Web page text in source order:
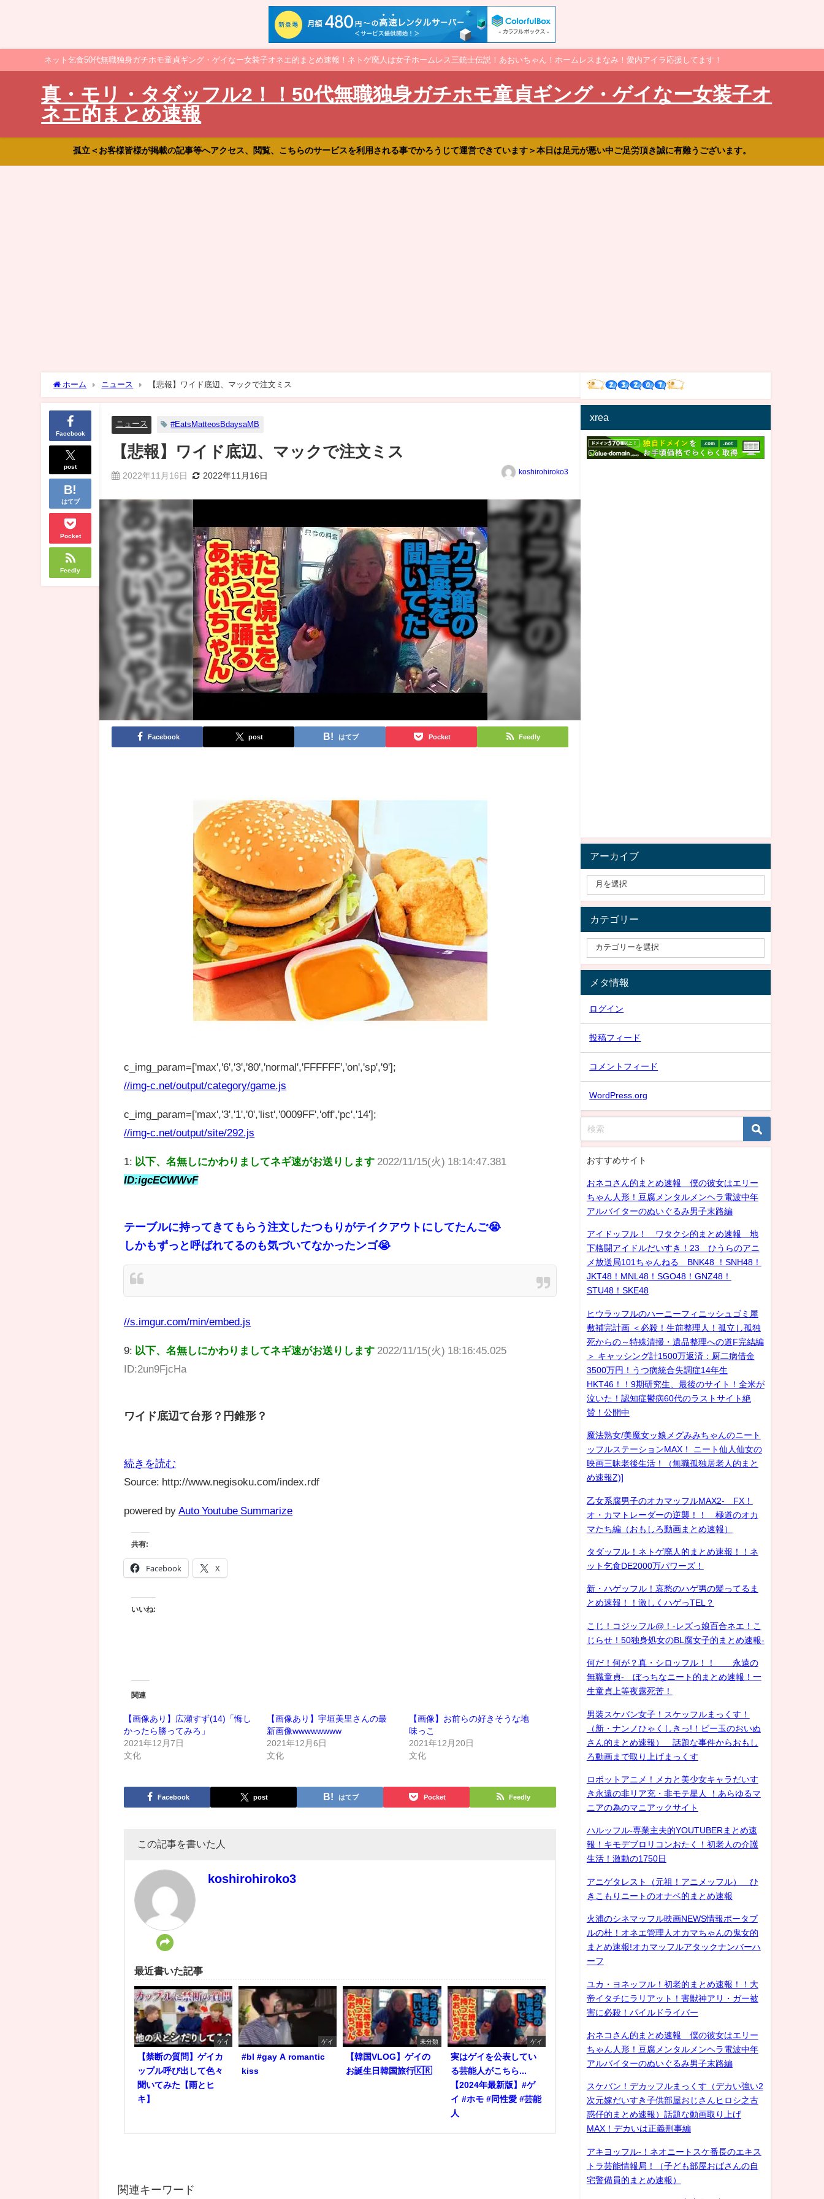
ネット乞食50代無職独身ガチホモ童貞ギング・ゲイなー女装子オネエ的まとめ速報！ネトゲ廃人は女子ホームレス三銃士伝説！あおいちゃん！ホームレスまなみ！愛内アイラ応援してます！
真・モリ・タダッフル2！！50代無職独身ガチホモ童貞ギング・ゲイなー女装子オ
ネエ的まとめ速報
孤立＜お客様皆様が掲載の記事等へアクセス、閲覧、こちらのサービスを利用される事でかろうじて運営できています＞本日は足元が悪い中ご足労頂き誠に有難うございます。
ホーム ニュース 【悲報】ワイド底辺、マックで注文ミス
Facebook
post
はてブ
Pocket
Feedly
ニュース #EatsMatteosBdaysaMB
【悲報】ワイド底辺、マックで注文ミス
2022年11月16日 2022年11月16日 koshirohiroko3
Facebook post はてブ Pocket Feedly
c_img_param=['max','6','3','80','normal','FFFFFF','on','sp','9'];
//img-c.net/output/category/game.js
c_img_param=['max','3','1','0','list','0009FF','off','pc','14'];
//img-c.net/output/site/292.js
1: 以下、名無しにかわりましてネギ速がお送りします 2022/11/15(火) 18:14:47.381
ID:igcECWWvF
テーブルに持ってきてもらう注文したつもりがテイクアウトにしてたんご😭
しかもずっと呼ばれてるのも気づいてなかったンゴ😭
//s.imgur.com/min/embed.js
9: 以下、名無しにかわりましてネギ速がお送りします 2022/11/15(火) 18:16:45.025
ID:2un9FjcHa
ワイド底辺て台形？円錐形？
続きを読む
Source: http://www.negisoku.com/index.rdf
powered by Auto Youtube Summarize
共有:
Facebook X
いいね:
関連
【画像あり】広瀬すず(14)「悔し
かったら勝ってみろ」
2021年12月7日
文化
【画像あり】宇垣美里さんの最
新画像wwwwwwww
2021年12月6日
文化
【画像】お前らの好きそうな地
味っこ
2021年12月20日
文化
Facebook post はてブ Pocket Feedly
この記事を書いた人
koshirohiroko3
最近書いた記事
ゲイ
【禁断の質問】ゲイカ
ップル呼び出して色々
聞いてみた【雨とヒ
キ】
ゲイ
#bl #gay A romantic
kiss
未分類
【韓国VLOG】ゲイの
お誕生日韓国旅行🇰🇷
ゲイ
実はゲイを公表してい
る芸能人がこちら...
【2024年最新版】#ゲ
イ #ホモ #同性愛 #芸能
人
関連キーワード
xrea
アーカイブ
カテゴリー
メタ情報
ログイン
投稿フィード
コメントフィード
WordPress.org
おすすめサイト
おネコさん的まとめ速報 僕の彼女はエリー
ちゃん人形！豆腐メンタルメンヘラ電波中年
アルバイターのぬいぐるみ男子末路編
アイドッフル！ ワタクシ的まとめ速報 地
下格闘アイドルだいすき！23 ひうらのアニ
メ放送局101ちゃんねる BNK48 ！SNH48！
JKT48！MNL48！SGO48！GNZ48！
STU48！SKE48
ヒウラッフルのハーニーフィニッシュゴミ屋
敷補完計画 ＜必殺！生前整理人！孤立し孤独
死からの～特殊清掃・遺品整理への道F完結編
＞ キャッシング計1500万返済：厨二病借金
3500万円！うつ病統合失調症14年生
HKT46！！9期研究生、最後のサイト！全米が
泣いた！認知症鬱病60代のラストサイト絶
賛！公開中
魔法熟女/美魔女ッ娘メグみみちゃんのニート
ッフルステーションMAX！ ニート仙人仙女の
映画三昧老後生活！（無職孤独居老人的まと
め速報Z)]
乙女系腐男子のオカマッフルMAX2- FX！
オ・カマトレーダーの逆襲！！ 極道のオカ
マたち編（おもしろ動画まとめ速報）
タダッフル！ネトゲ廃人的まとめ速報！！ネ
ット乞食DE2000万パワーズ！
新・ハゲッフル！哀愁のハゲ男の髪ってるま
とめ速報！！激しくハゲっTEL？
こじ！コジッフル@！-レズっ娘百合ネエ！こ
じらせ！50独身処女のBL腐女子的まとめ速報-
何だ！何が？真・シロッフル！！ 永遠の
無職童貞- ぼっちなニート的まとめ速報！一
生童貞上等夜露死苦！
男装スケバン女子！スケッフルまっくす！
（新・ナンノひゃくしきっ!！ビー玉のおいぬ
さん的まとめ速報） 話題な事件からおもし
ろ動画まで取り上げまっくす
ロボットアニメ！メカと美少女キャラだいす
き永遠の非リア充・非モテ星人 ！あらゆるマ
ニアの為のマニアックサイト
ハルッフル-専業主夫的YOUTUBERまとめ速
報！キモデブロリコンおたく！初老人の介護
生活！激動の1750日
アニゲタレスト（元祖！アニメッフル） ひ
きこもりニートのオナベ的まとめ速報
火浦のシネマッフル映画NEWS情報ポータブ
ルの杜！オネエ管理人オカマちゃんの鬼女的
まとめ速報!オカマッフルアタックナンバーハ
ーフ
ユカ・ヨネッフル！初老的まとめ速報！！大
帝イタチにラリアット！害獣神アリ・ガー被
害に必殺！パイルドライバー
おネコさん的まとめ速報 僕の彼女はエリー
ちゃん人形！豆腐メンタルメンヘラ電波中年
アルバイターのぬいぐるみ男子末路編
スケバン！デカッフルまっくす（デカい強い2
次元嫁だいすき子供部屋おじさんヒロシ之古
惑仔的まとめ速報）話題な動画取り上げ
MAX！デカいは正義刑事編
アキヨッフル-！ネオニートスケ番長のエキス
トラ芸能情報局！（子ども部屋おばさんの自
宅警備員的まとめ速報）